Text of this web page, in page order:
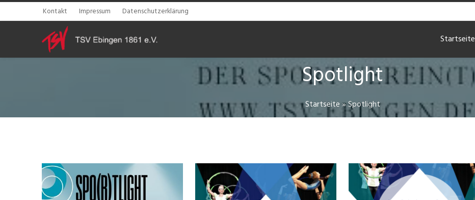
Kontakt Impressum Datenschutzerklärung
Startseite
Spotlight
Startseite»Spotlight